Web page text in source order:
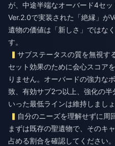
が、中途半端なオーバード4セッ
Ver.2.0で実装された「絶縁」が
遺物の価値は「新しさ」ではな
す。
サブステータスの質を無視す
セット効果のために会心スコア
りません。オーバードの強力な
致、有効サブ2つ以上、強化の
いった最低ラインは維持しましょ
自分のニーズを理解せずに周
まずは既存の聖遺物で、そのキ
占める割合を確認してください